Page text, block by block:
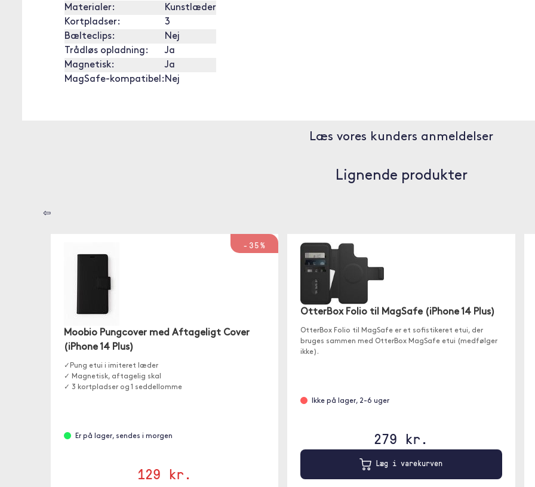
Materialer:
Kunstlæder
Kortpladser:
3
Bælteclips:
Nej
Trådløs opladning:
Ja
Magnetisk:
Ja
MagSafe-kompatibel: Nej
Læs vores kunders anmeldelser
Lignende produkter
⇦
-35%
Moobio Pungcover med Aftageligt Cover
(iPhone 14 Plus)
✓Pung etui i imiteret læder
✓ Magnetisk, aftagelig skal
✓ 3 kortpladser og 1 seddellomme
Er på lager, sendes i morgen
129 kr.
OtterBox Folio til MagSafe (iPhone 14 Plus)
OtterBox Folio til MagSafe er et sofistikeret etui, der
bruges sammen med OtterBox MagSafe etui (medfølger
ikke).
Ikke på lager, 2-6 uger
279 kr.
Læg i varekurven